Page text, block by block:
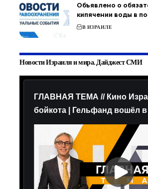
Объявлено о
кипячении воды в
В ИЗРАИЛЕ
Новости Израиля и мира. Дайджест СМИ